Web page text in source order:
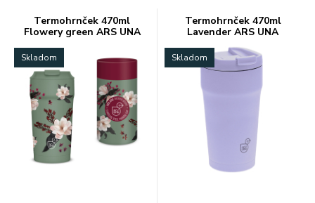
Termohrnček 470ml
Flowery green ARS UNA
Skladom
Termohrnček 470ml
Lavender ARS UNA
Skladom